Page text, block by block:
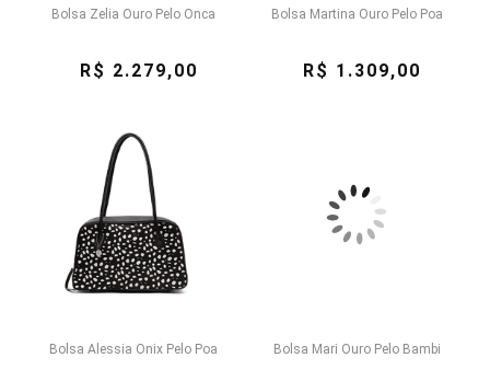
Bolsa Zelia Ouro Pelo Onca
R$ 2.279,00
Bolsa Martina Ouro Pelo Poa
R$ 1.309,00
Bolsa Alessia Onix Pelo Poa Bolsa Mari Ouro Pelo Bambi